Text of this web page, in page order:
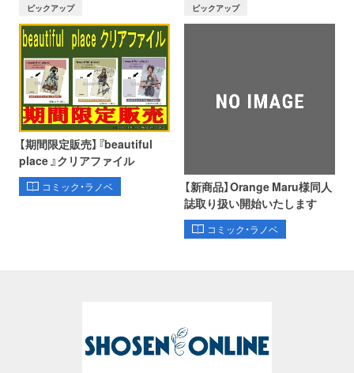
ピックアップ
【期間限定販売】『beautiful
place 』クリアファイル
コミック・ラノベ
ピックアップ
【新商品】Orange Maru様同人
誌取り扱い開始いたします
コミック・ラノベ